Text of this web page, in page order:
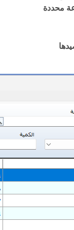
محددة